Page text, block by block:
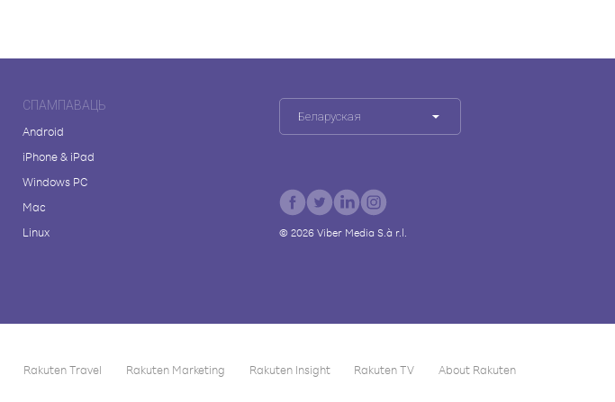
СПАМПАВАЦЬ
Android
iPhone & iPad
Windows PC
Mac
Linux
Беларуская
© 2026 Viber Media S.à r.l.
Rakuten Travel Rakuten Marketing Rakuten Insight Rakuten TV About Rakuten